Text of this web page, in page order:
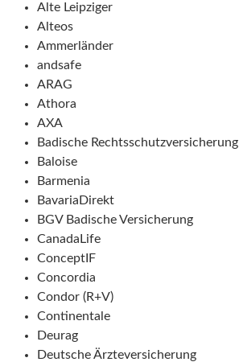
Alte Leipziger
Alteos
Ammerländer
andsafe
ARAG
Athora
AXA
Badische Rechtsschutzversicherung
Baloise
Barmenia
BavariaDirekt
BGV Badische Versicherung
CanadaLife
ConceptIF
Concordia
Condor (R+V)
Continentale
Deurag
Deutsche Ärzteversicherung